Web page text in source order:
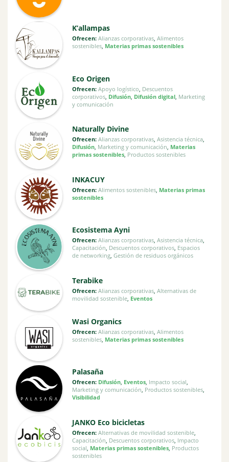
K’allampas
Ofrecen: Alianzas corporativas, Alimentos
sostenibles, Materias primas sostenibles
Eco Origen
Ofrecen: Apoyo logístico Descuentos
corporativos, Difusión, Difusión digital, Marketing
y comunicación
Naturally Divine
Ofrecen: Alianzas corporativas, Asistencia técnica,
Difusión, Marketing y comunicación, Materias
primas sostenibles, Productos sostenibles
INKACUY
Ofrecen: Alimentos sostenibles, Materias primas
sostenibles
Ecosistema Ayni
Ofrecen: Alianzas corporativas, Asistencia técnica,
Capacitación, Descuentos corporativos, Espacios
de networking, Gestión de residuos orgánicos
Terabike
Ofrecen: Alianzas corporativas, Alternativas de
movilidad sostenible, Eventos
Wasi Organics
Ofrecen: Alianzas corporativas, Alimentos
sostenibles, Materias primas sostenibles
Palasaña
Ofrecen: Difusión, Eventos, Impacto social,
Marketing y comunicación, Productos sostenibles,
Visibilidad
JANKO Eco bicicletas
Ofrecen: Alternativas de movilidad sostenible,
Capacitación Descuentos corporativos, Impacto
social Materias primas sostenibles, Productos
sostenibles